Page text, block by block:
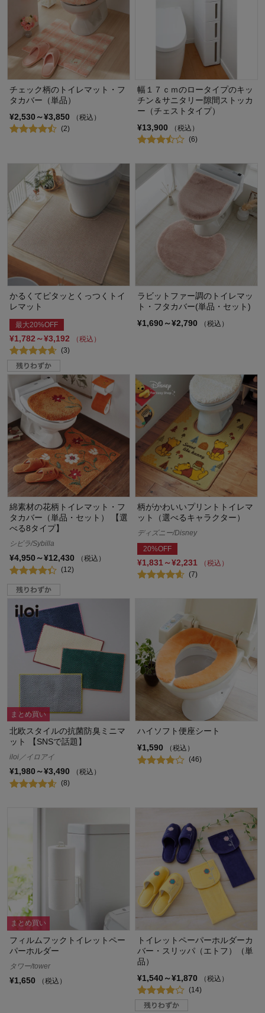
チェック柄のトイレマット・フ
タカバー（単品）
¥2,530～¥3,850
（税込）
(2)
幅１７ｃｍのロータイプのキッ
チン＆サニタリー隙間ストッカ
ー（チェストタイプ）
¥13,900
（税込）
(6)
かるくてピタッとくっつくトイ
レマット
最大20%OFF
¥1,782～¥3,192
（税込）
(3)
ラビットファー調のトイレマッ
ト・フタカバー(単品・セット)
¥1,690～¥2,790
（税込）
綿素材の花柄トイレマット・フ
タカバー（単品・セット） 【選
べる8タイプ】
シビラ/Sybilla
¥4,950～¥12,430
（税込）
(12)
柄がかわいいプリントトイレマ
ット（選べるキャラクター）
ディズニー/Disney
20%OFF
¥1,831～¥2,231
（税込）
(7)
まとめ買い
北欧スタイルの抗菌防臭ミニマ
ット 【SNSで話題】
iloi／イロアイ
¥1,980～¥3,490
（税込）
(8)
ハイソフト便座シート
¥1,590
（税込）
(46)
まとめ買い
フィルムフックトイレットペー
パーホルダー
タワー/tower
¥1,650 （税込）
トイレットペーパーホルダーカ
バー・スリッパ（エトフ）（単
品）
¥1,540～¥1,870
（税込）
(14)